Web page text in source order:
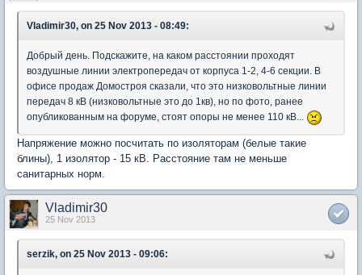
Vladimir30, on 25 Nov 2013 - 08:49:
Добрый день. Подскажите, на каком расстоянии проходят
воздушные линии электропередач от корпуса 1-2, 4-6 секции. В
офисе продаж Домостроя сказали, что это низковольтные линии
передач 8 кВ (низковольтные это до 1кв), но по фото, ранее
опубликованным на форуме, стоят опоры не менее 110 кВ...
Напряжение можно посчитать по изоляторам (белые такие
блины), 1 изолятор - 15 кВ. Расстояние там не меньше
санитарных норм.
Vladimir30
25 Nov 2013
serzik, on 25 Nov 2013 - 09:06: